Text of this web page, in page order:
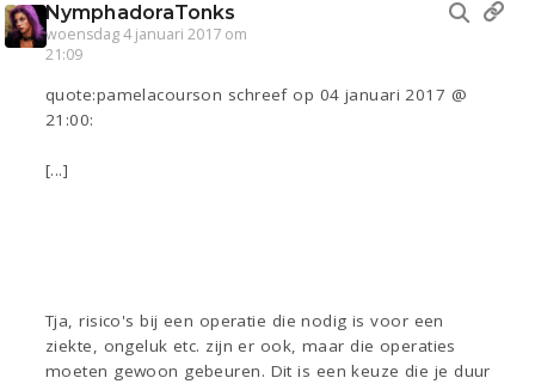
NymphadoraTonks
woensdag 4 januari 2017 om
21:09
quote:pamelacourson schreef op 04 januari 2017 @
21:00:
[...]
Tja, risico's bij een operatie die nodig is voor een
ziekte, ongeluk etc. zijn er ook, maar die operaties
moeten gewoon gebeuren. Dit is een keuze die je duur